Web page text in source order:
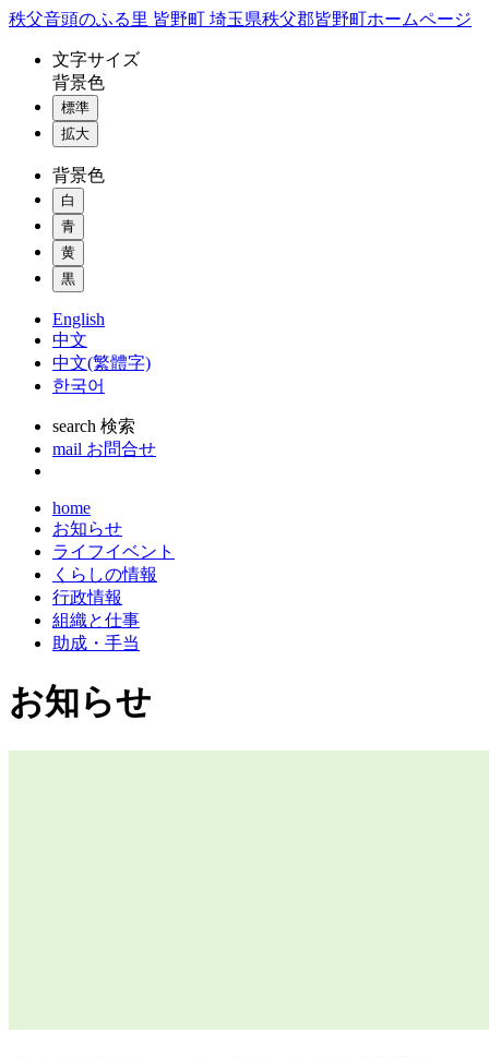
コ
秩父音頭のふる里 皆野町 埼玉県秩父郡皆野町ホームページ
文字サイズ
背景色
標準
拡大
背景色
白
青
黄
黒
English
中文
中文(繁體字)
한국어
search 検索
mail お問合せ
home
お知らせ
ライフイベント
くらしの情報
行政情報
組織と仕事
助成・手当
お知らせ